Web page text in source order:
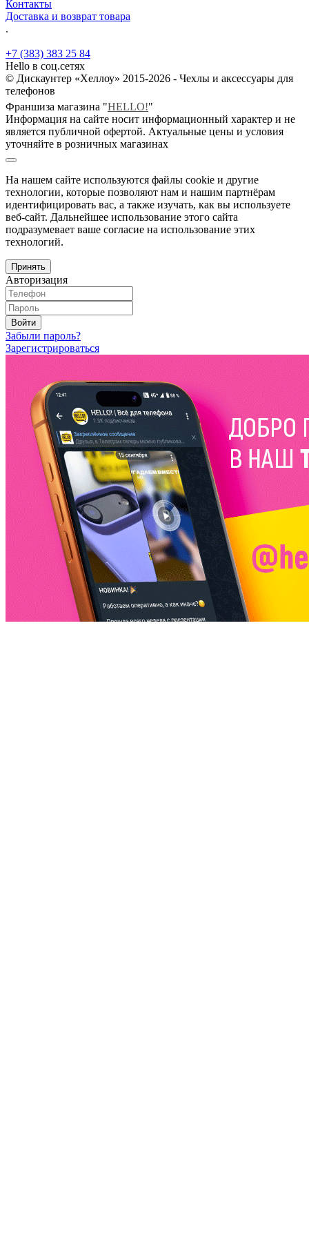
Контакты
Доставка и возврат товара
.
+7 (383) 383 25 84
Hello в соц.сетях
© Дискаунтер «Хеллоу» 2015-2026 - Чехлы и аксессуары для
телефонов
Франшиза магазина "HELLO!"
Информация на сайте носит информационный характер и не
является публичной офертой. Актуальные цены и условия
уточняйте в розничных магазинах
На нашем сайте используются файлы cookie и другие
технологии, которые позволяют нам и нашим партнёрам
идентифицировать вас, а также изучать, как вы используете
веб-сайт. Дальнейшее использование этого сайта
подразумевает ваше согласие на использование этих
технологий.
Принять
Авторизация
Войти
Забыли пароль?
Зарегистрироваться